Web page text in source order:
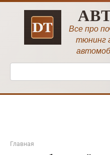
Перейти
Все про
тюнинг
Поиск:
Главная